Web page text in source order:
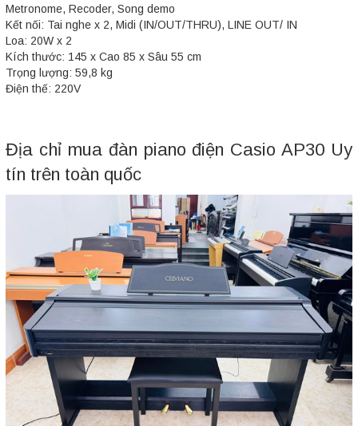
Metronome, Recoder, Song demo
Kết nối: Tai nghe x 2, Midi (IN/OUT/THRU), LINE OUT/ IN
Loa: 20W x 2
Kích thước: 145 x Cao 85 x Sâu 55 cm
Trọng lượng: 59,8 kg
Điện thế: 220V
Địa chỉ mua đàn piano điện Casio AP30 Uy
tín trên toàn quốc